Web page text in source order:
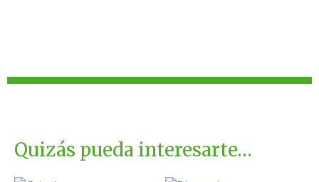
Quizás pueda interesarte…